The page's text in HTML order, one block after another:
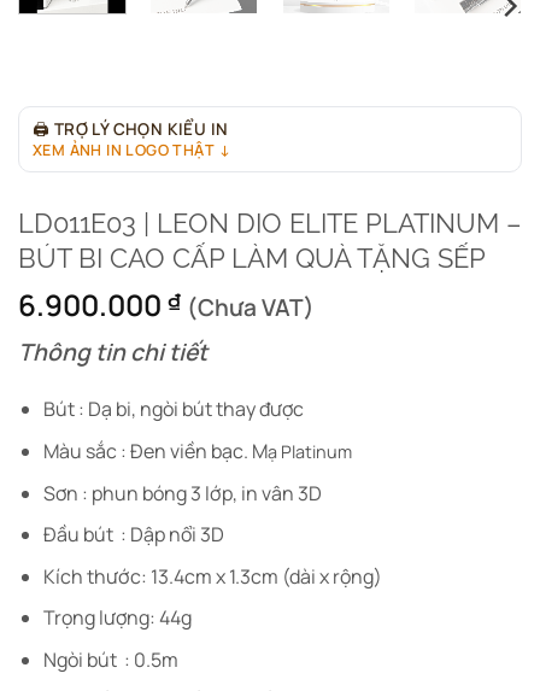
🖨 TRỢ LÝ CHỌN KIỂU IN
XEM ẢNH IN LOGO THẬT ↓
LD011E03 | LEON DIO ELITE PLATINUM –
BÚT BI CAO CẤP LÀM QUÀ TẶNG SẾP
6.900.000 ₫ (Chưa VAT)
Thông tin chi tiết
Bút : Dạ bi, ngòi bút thay được
Màu sắc : Đen viền bạc. Mạ Platinum
Sơn : phun bóng 3 lớp, in vân 3D
Đầu bút : Dập nổi 3D
Kích thước: 13.4cm x 1.3cm (dài x rộng)
Trọng lượng: 44g
Ngòi bút : 0.5m